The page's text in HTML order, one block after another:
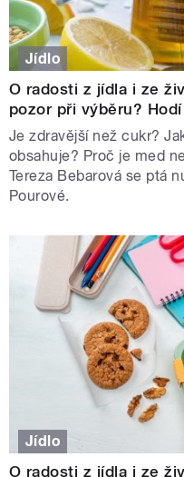
Jídlo
O radosti z jídla i ze
pozor při výběru?
Je zdravější než cukr?
obsahuje? Proč je med
Tereza Bebarová se ptá
Pourové.
Jídlo
O radosti z jídla i ze